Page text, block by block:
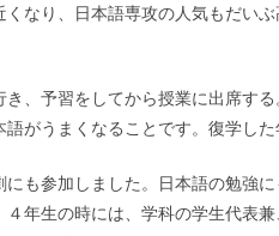
くなり、日本語専攻の人気もだい
、予習をしてから授業に出席す
語がうまくなることです。復学し
も参加しました。日本語の勉強
年生の時には、学科の学生代表